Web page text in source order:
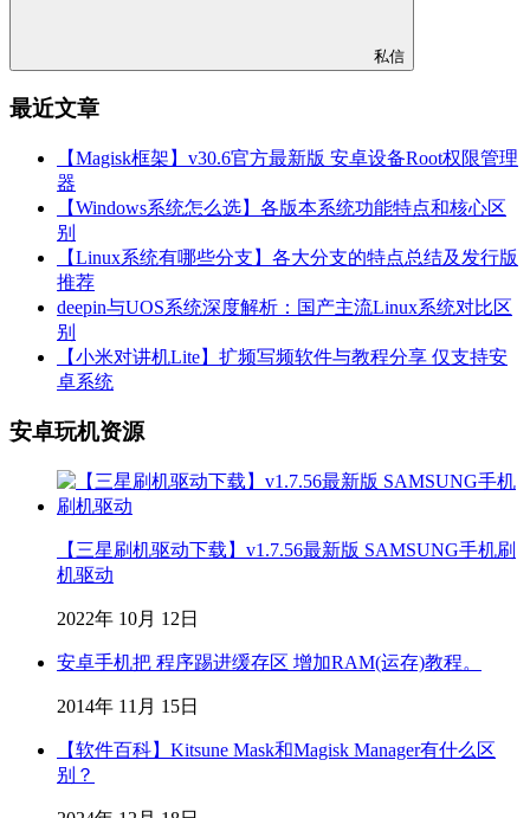
私信
最近文章
【Magisk框架】v30.6官方最新版 安卓设备Root权限管理
器
【Windows系统怎么选】各版本系统功能特点和核心区
别
【Linux系统有哪些分支】各大分支的特点总结及发行版
推荐
deepin与UOS系统深度解析：国产主流Linux系统对比区
别
【小米对讲机Lite】扩频写频软件与教程分享 仅支持安
卓系统
安卓玩机资源
【三星刷机驱动下载】v1.7.56最新版 SAMSUNG手机刷
机驱动
2022年 10月 12日
安卓手机把 程序踢进缓存区 增加RAM(运存)教程。
2014年 11月 15日
【软件百科】Kitsune Mask和Magisk Manager有什么区
别？